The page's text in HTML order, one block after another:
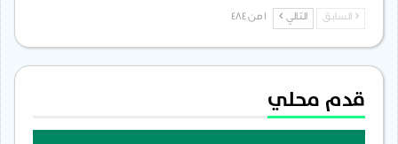
السابق التالي
قدم محلي